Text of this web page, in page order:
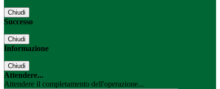
Chiudi
Successo
Chiudi
Informazione
Chiudi
Attendere...
Attendere il completamento dell'operazione...